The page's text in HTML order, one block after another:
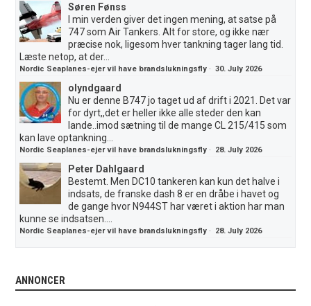
Søren Fønss
I min verden giver det ingen mening, at satse på
747 som Air Tankers. Alt for store, og ikke nær
præcise nok, ligesom hver tankning tager lang tid.
Læste netop, at der...
Nordic Seaplanes-ejer vil have brandslukningsfly ·30. July 2026
olyndgaard
Nu er denne B747 jo taget ud af drift i 2021. Det var
for dyrt,,det er heller ikke alle steder den kan
lande..imod sætning til de mange CL 215/415 som
kan lave optankning...
Nordic Seaplanes-ejer vil have brandslukningsfly · 28. July 2026
Peter Dahlgaard
Bestemt. Men DC10 tankeren kan kun det halve i
indsats, de franske dash 8 er en dråbe i havet og
de gange hvor N944ST har været i aktion har man
kunne se indsatsen....
Nordic Seaplanes-ejer vil have brandslukningsfly · 28. July 2026
ANNONCER